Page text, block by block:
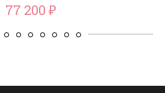
77 200 ₽